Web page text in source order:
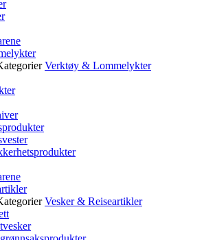
Verktøy & Lommelykter
Vesker & Reiseartikler